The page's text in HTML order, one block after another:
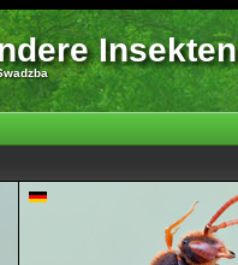
Insekten